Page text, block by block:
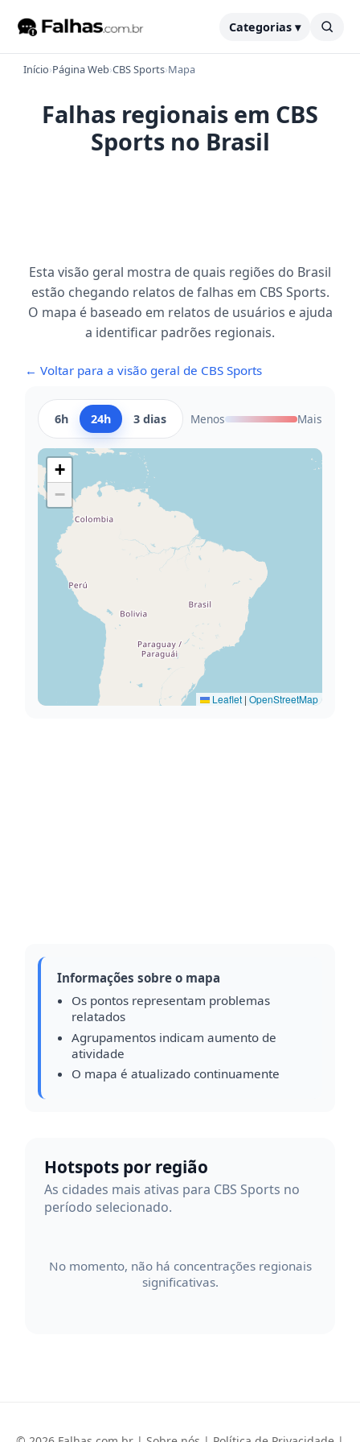
Categorias ▾
Início›Página Web›CBS Sports›Mapa
Falhas regionais em CBS
Sports no Brasil
Esta visão geral mostra de quais regiões do Brasil
estão chegando relatos de falhas em CBS Sports.
O mapa é baseado em relatos de usuários e ajuda
a identificar padrões regionais.
← Voltar para a visão geral de CBS Sports
6h 24h 3 dias Menos Mais
+
−
Leaflet | OpenStreetMap
Informações sobre o mapa
Os pontos representam problemas
relatados
Agrupamentos indicam aumento de
atividade
O mapa é atualizado continuamente
Hotspots por região
As cidades mais ativas para CBS Sports no
período selecionado.
No momento, não há concentrações regionais
significativas.